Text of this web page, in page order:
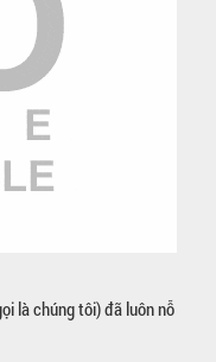
là chúng tôi) đã luôn nỗ